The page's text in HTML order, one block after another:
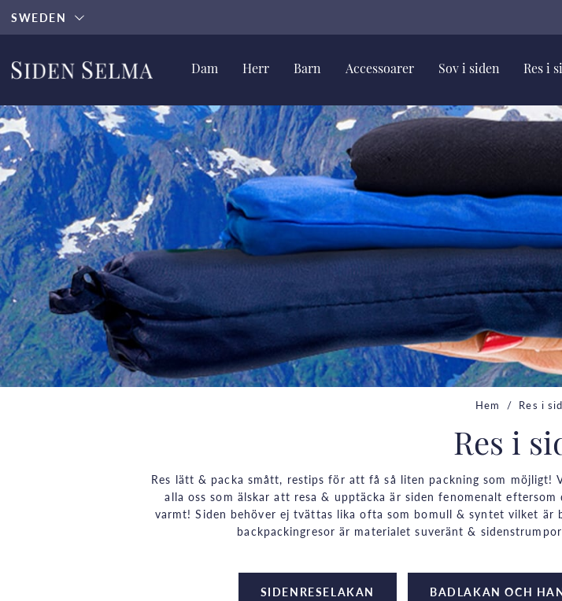
SWEDEN
Dam Herr Barn Accessoarer Sov i siden Res i
Hem Res i
Res i
Res lätt & packa smått, restips för att få så liten packning som möjligt!
alla oss som älskar att resa & upptäcka är siden fenomenalt
varmt! Siden behöver ej tvättas lika ofta som bomull & syntet vilket är
backpackingresor är materialet suveränt &
SIDENRESELAKAN BADLAKAN OCH